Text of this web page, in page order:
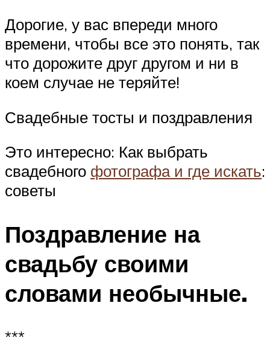
Дорогие, у вас впереди много
времени, чтобы все это понять, так
что дорожите друг другом и ни в
коем случае не теряйте!
Свадебные тосты и поздравления
Это интересно: Как выбрать
свадебного фотографа и где искать:
советы
Поздравление на
свадьбу своими
словами необычные.
***